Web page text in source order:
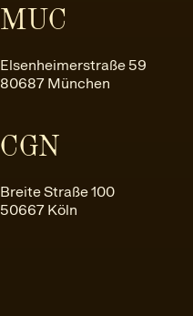
MUC
Elsenheimerstraße 59
80687 München
CGN
Breite Straße 100
50667 Köln